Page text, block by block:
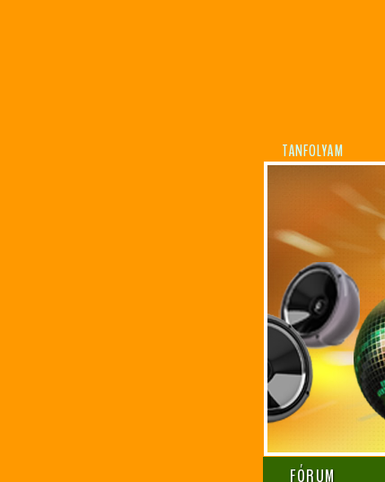
TANFOLYAM
FÓRUM